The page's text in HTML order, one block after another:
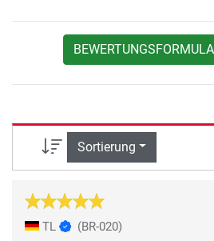
Sortierung
TL (BR-020)